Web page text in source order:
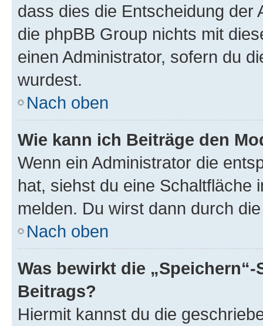
dass dies die Entscheidung der
die phpBB Group nichts mit
einen Administrator, sofern du
wurdest.
Nach oben
Wie kann ich Beiträge den
Wenn ein Administrator die
hat, siehst du eine Schaltfläche
melden. Du wirst dann durch
Nach oben
Was bewirkt die
Beitrags?
Hiermit kannst du die